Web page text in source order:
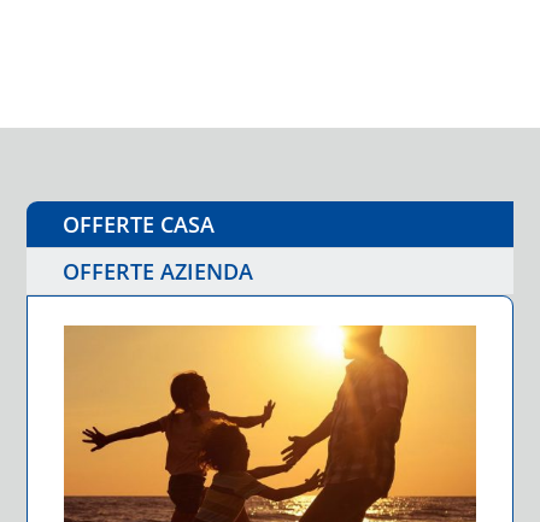
OFFERTE CASA
OFFERTE AZIENDA